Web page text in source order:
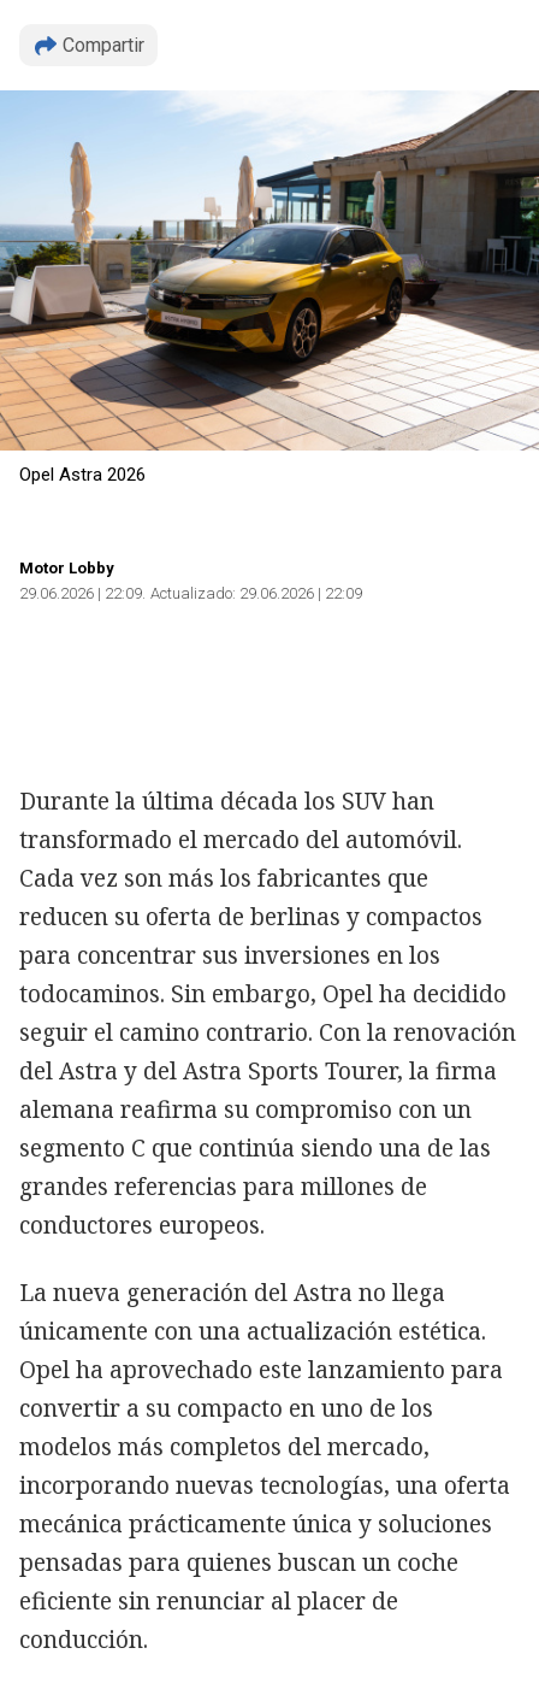
Compartir
Copiar
Opel Astra 2026
Motor Lobby
29.06.2026 | 22:09 Actualizado: 29.06.2026 | 22:09
Durante la última década los SUV han
transformado el mercado del automóvil.
Cada vez son más los fabricantes que
reducen su oferta de berlinas y compactos
para concentrar sus inversiones en los
todocaminos. Sin embargo, Opel ha decidido
seguir el camino contrario. Con la renovación
del Astra y del Astra Sports Tourer, la firma
alemana reafirma su compromiso con un
segmento C que continúa siendo una de las
grandes referencias para millones de
conductores europeos.
La nueva generación del Astra no llega
únicamente con una actualización estética.
Opel ha aprovechado este lanzamiento para
convertir a su compacto en uno de los
modelos más completos del mercado,
incorporando nuevas tecnologías, una oferta
mecánica prácticamente única y soluciones
pensadas para quienes buscan un coche
eficiente sin renunciar al placer de
conducción.